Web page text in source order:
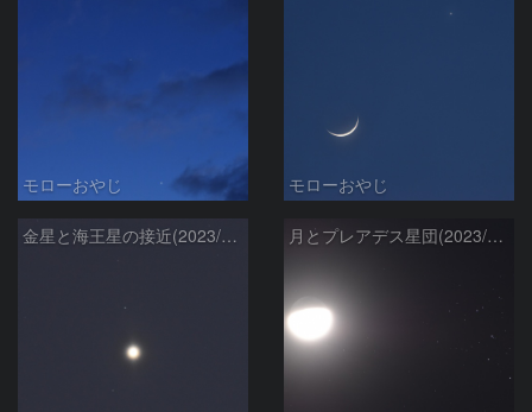
モローおやじ モローおやじ
金星と海王星の接近(2023/02/15) 月とプレアデス星団(2023/01/30)